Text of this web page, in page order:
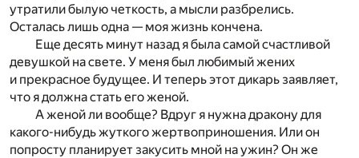
утратили былую четкость, а мысли разбрелись.
Осталась лишь одна — моя жизнь кончена.
Еще десять минут назад я была самой счастливой
девушкой на свете. У меня был любимый жених
и прекрасное будущее. И теперь этот дикарь заявляет,
что я должна стать его женой.
А женой ли вообще? Вдруг я нужна дракону для
какого-нибудь жуткого жертвоприношения. Или он
попросту планирует закусить мной на ужин? Он же